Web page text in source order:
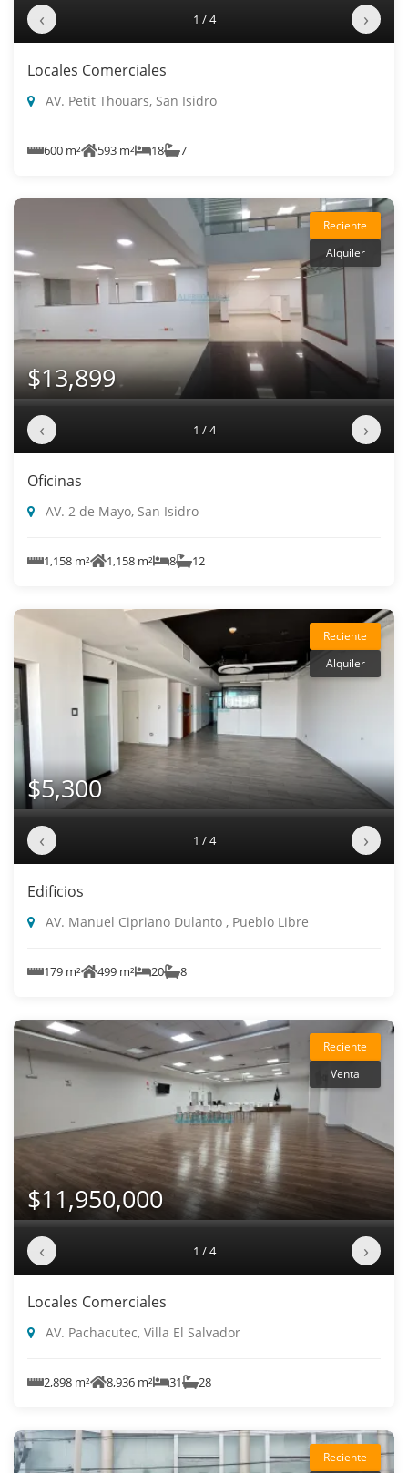
‹ 1 / 4 ›
Locales Comerciales
AV. Petit Thouars, San Isidro
600 m² 593 m² 18 7
Reciente
Alquiler
$13,899
‹ 1 / 4 ›
Oficinas
AV. 2 de Mayo, San Isidro
1,158 m² 1,158 m² 8 12
Reciente
Alquiler
$5,300
‹ 1 / 4 ›
Edificios
AV. Manuel Cipriano Dulanto , Pueblo Libre
179 m² 499 m² 20 8
Reciente
Venta
$11,950,000
‹ 1 / 4 ›
Locales Comerciales
AV. Pachacutec, Villa El Salvador
2,898 m² 8,936 m² 31 28
Reciente